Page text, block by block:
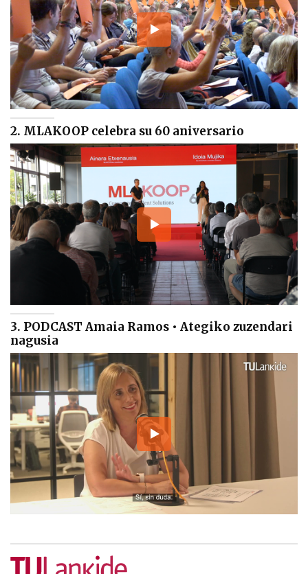
2. MLAKOOP celebra su 60 aniversario
3. PODCAST Amaia Ramos • Ategiko zuzendari
nagusia